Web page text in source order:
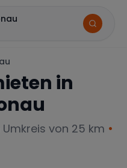
in
von 25 km •